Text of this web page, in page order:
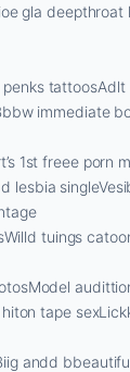
gla
tattoosAdlt
immediate
1st freee porn
lesbia
tuings
tape
andd